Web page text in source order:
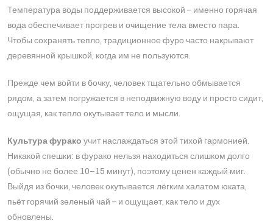
Температура воды поддерживается высокой – именно горячая
вода обеспечивает прогрев и очищение тела вместо пара​.
Чтобы сохранять тепло, традиционное фуро часто накрывают
деревянной крышкой, когда им не пользуются​.
Прежде чем войти в бочку, человек тщательно обмывается
рядом, а затем погружается в неподвижную воду и просто сидит,
ощущая, как тепло окутывает тело и мысли.
Культура фурако учит наслаждаться этой тихой гармонией.
Никакой спешки: в фурако нельзя находиться слишком долго
(обычно не более 10–15 минут), поэтому ценен каждый миг.
Выйдя из бочки, человек окутывается лёгким халатом юката,
пьёт горячий зеленый чай – и ощущает, как тело и дух
обновлены.